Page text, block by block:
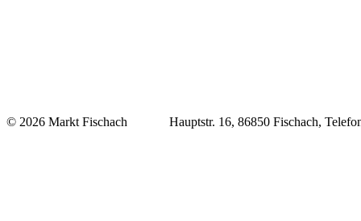
© 2026 Markt Fischach Hauptstr. 16, 86850 Fischach, Telefon